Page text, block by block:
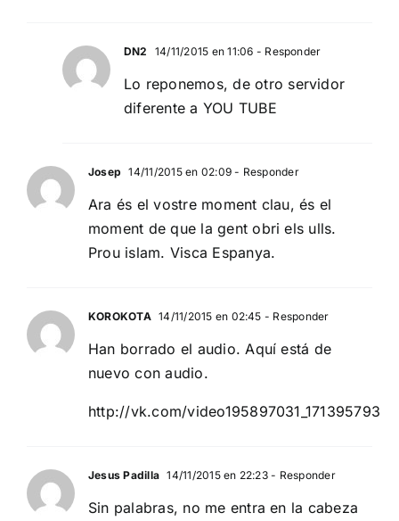
DN2 14/11/2015 en 11:06 - Responder
Lo reponemos, de otro servidor
diferente a YOU TUBE
Josep 14/11/2015 en 02:09 - Responder
Ara és el vostre moment clau, és el
moment de que la gent obri els ulls.
Prou islam. Visca Espanya.
KOROKOTA 14/11/2015 en 02:45 - Responder
Han borrado el audio. Aquí está de
nuevo con audio.
http://vk.com/video195897031_171395793
Jesus Padilla 14/11/2015 en 22:23- Responder
Sin palabras, no me entra en la cabeza